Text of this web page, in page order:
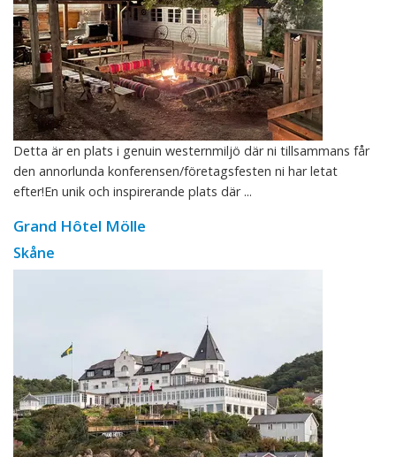
Detta är en plats i genuin westernmiljö där ni tillsammans får
den annorlunda konferensen/företagsfesten ni har letat
efter!En unik och inspirerande plats där ...
Grand Hôtel Mölle
Skåne